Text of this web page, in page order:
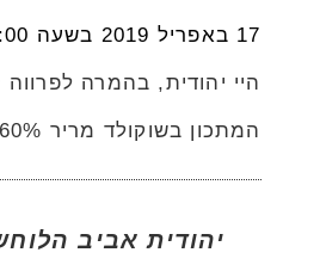
17 באפריל 2019 בשעה 11:00
היי יהודית, בהמרה
המתכון בשוקולד מריר 60% מוצקי קקאו
יהודית אביב